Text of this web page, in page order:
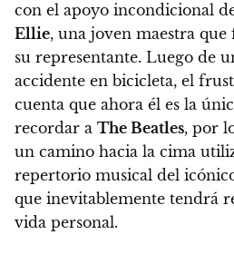
con el apoyo incondicional
Ellie, una joven maestra
su representante. Luego de
accidente en bicicleta, el
cuenta que ahora él es la
recordar a The Beatles, por
un camino hacia la cima
repertorio musical del
que inevitablemente tendrá
vida personal.